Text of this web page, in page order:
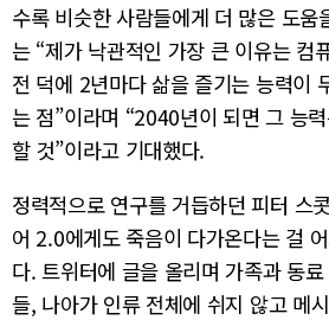
수록 비슷한 사람들에게 더 많은 도움
는 “제가 낙관적인 가장 큰 이유는 컴
전 덕에 2년마다 삶을 즐기는 능력이
는 점”이라며 “2040년이 되면 그 능
할 것”이라고 기대했다.
정력적으로 연구를 거듭하던 피터 스
어 2.0에게도 죽음이 다가온다는 걸
다. 트위터에 글을 올리며 가족과 동
들, 나아가 인류 전체에 쉬지 않고 메